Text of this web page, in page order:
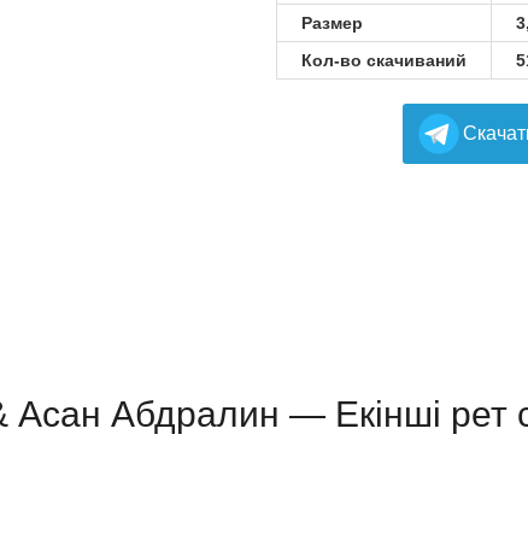
Размер
Кол-во скачиваний
Асан Абдралин — Екінші